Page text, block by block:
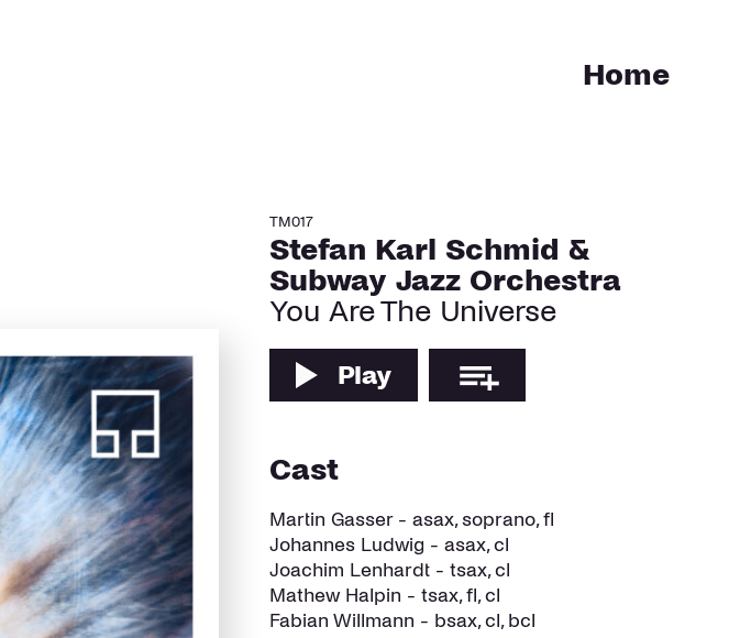
Home
TM017
Stefan Karl Schmid &
Subway Jazz Orchestra
You Are The Universe
Play
Cast
Martin Gasser - asax, soprano, fl
Johannes Ludwig - asax, cl
Joachim Lenhardt - tsax, cl
Mathew Halpin - tsax, fl, cl
Fabian Willmann - bsax, cl, bcl